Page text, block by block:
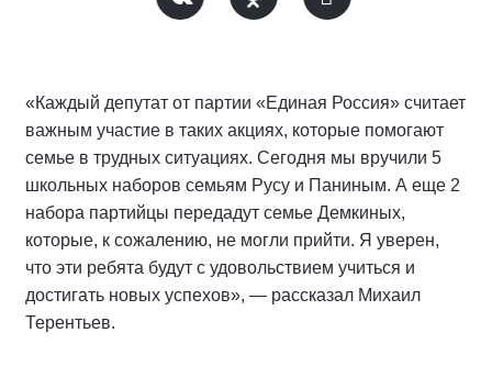
«Каждый депутат от партии «Единая Россия» считает
важным участие в таких акциях, которые помогают
семье в трудных ситуациях. Сегодня мы вручили 5
школьных наборов семьям Русу и Паниным. А еще 2
набора партийцы передадут семье Демкиных,
которые, к сожалению, не могли прийти. Я уверен,
что эти ребята будут с удовольствием учиться и
достигать новых успехов», — рассказал Михаил
Терентьев.